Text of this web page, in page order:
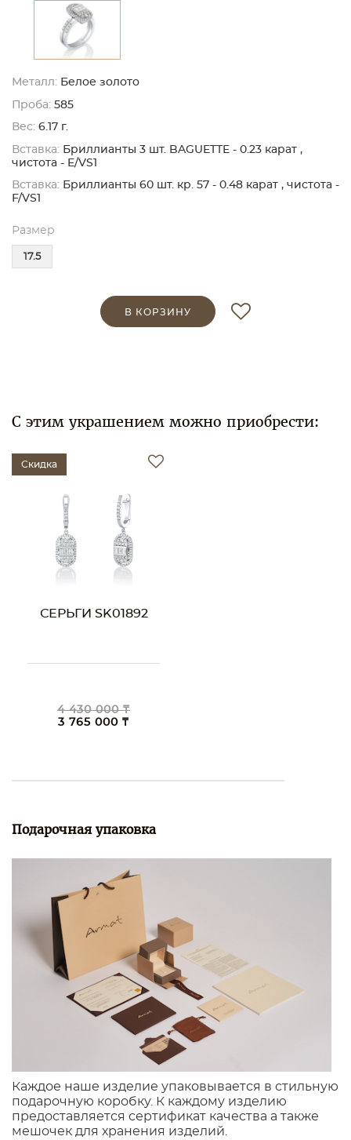
Металл: Белое золото
Проба: 585
Вес: 6.17 г.
Вставка: Бриллианты 3 шт. BAGUETTE - 0.23 карат ,
чистота - E/VS1
Вставка: Бриллианты 60 шт. кр. 57 - 0.48 карат , чистота -
F/VS1
Размер
17.5
В КОРЗИНУ
С этим украшением можно приобрести:
Скидка
СЕРЬГИ SK01892
4 430 000 ₸
3 765 000 ₸
Подарочная упаковка
Каждое наше изделие упаковывается в стильную
подарочную коробку. К каждому изделию
предоставляется сертификат качества а также
мешочек для хранения изделий.